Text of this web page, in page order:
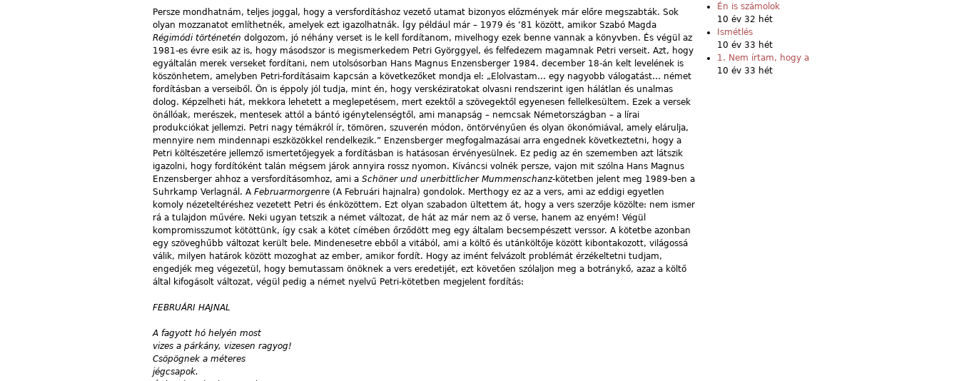
Persze mondhatnám, teljes joggal, hogy a versfordításhoz vezető utamat bizonyos előzmények már előre megszabták. Sok
olyan mozzanatot említhetnék, amelyek ezt igazolhatnák. Így például már – 1979 és ’81 között, amikor Szabó Magda
Régimódi történetén dolgozom, jó néhány verset is le kell fordítanom, mivelhogy ezek benne vannak a könyvben. És végül az
1981-es évre esik az is, hogy másodszor is megismerkedem Petri Györggyel, és felfedezem magamnak Petri verseit. Azt, hogy
egyáltalán merek verseket fordítani, nem utolsósorban Hans Magnus Enzensberger 1984. december 18-án kelt levelének is
köszönhetem, amelyben Petri-fordításaim kapcsán a következőket mondja el: „Elolvastam… egy nagyobb válogatást… német
fordításban a verseiből. Ön is éppoly jól tudja, mint én, hogy verskéziratokat olvasni rendszerint igen hálátlan és unalmas
dolog. Képzelheti hát, mekkora lehetett a meglepetésem, mert ezektől a szövegektől egyenesen fellelkesültem. Ezek a versek
önállóak, merészek, mentesek attól a bántó igénytelenségtől, ami manapság – nemcsak Németországban – a lírai
produkciókat jellemzi. Petri nagy témákról ír, tömören, szuverén módon, öntörvényűen és olyan ökonómiával, amely elárulja,
mennyire nem mindennapi eszközökkel rendelkezik.” Enzensberger megfogalmazásai arra engednek következtetni, hogy a
Petri költészetére jellemző ismertetőjegyek a fordításban is hatásosan érvényesülnek. Ez pedig az én szememben azt látszik
igazolni, hogy fordítóként talán mégsem járok annyira rossz nyomon. Kíváncsi volnék persze, vajon mit szólna Hans Magnus
Enzensberger ahhoz a versfordításomhoz, ami a Schöner und unerbittlicher Mummenschanz-kötetben jelent meg 1989-ben a
Suhrkamp Verlagnál. A Februarmorgenre (A Februári hajnalra) gondolok. Merthogy ez az a vers, ami az eddigi egyetlen
komoly nézeteltéréshez vezetett Petri és énközöttem. Ezt olyan szabadon ültettem át, hogy a vers szerzője közölte: nem ismer
rá a tulajdon művére. Neki ugyan tetszik a német változat, de hát az már nem az ő verse, hanem az enyém! Végül
kompromisszumot kötöttünk, így csak a kötet címében őrződött meg egy általam becsempészett verssor. A kötetbe azonban
egy szöveghűbb változat került bele. Mindenesetre ebből a vitából, ami a költő és utánköltője között kibontakozott, világossá
válik, milyen határok között mozoghat az ember, amikor fordít. Hogy az imént felvázolt problémát érzékeltetni tudjam,
engedjék meg végezetül, hogy bemutassam önöknek a vers eredetijét, ezt követően szólaljon meg a botránykő, azaz a költő
által kifogásolt változat, végül pedig a német nyelvű Petri-kötetben megjelent fordítás:
FEBRUÁRI HAJNAL
A fagyott hó helyén most
vizes a párkány, vizesen ragyog!
Csöpögnek a méteres
jégcsapok.
Én is számolok
10 év 32 hét
Ismétlés
10 év 33 hét
1. Nem írtam, hogy a
10 év 33 hét